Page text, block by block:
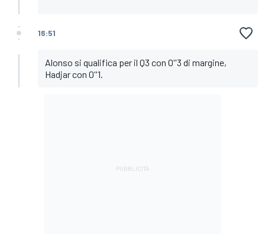
16:51
Alonso si qualifica per il Q3 con 0''3 di margine,
Hadjar con 0''1.